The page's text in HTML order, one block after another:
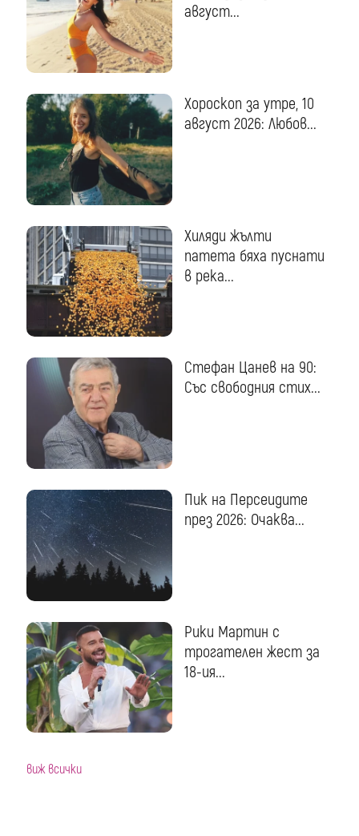
август...
Хороскоп за утре, 10
август 2026: Любов...
Хиляди жълти
патета бяха пуснати
в река...
Стефан Цанев на 90:
Със свободния стих...
Пик на Персеидите
през 2026: Очаква...
Рики Мартин с
трогателен жест за
18-ия...
виж всички